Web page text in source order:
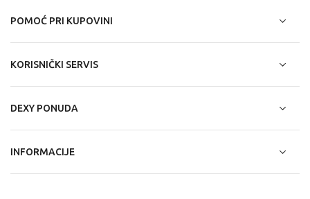
POMOĆ PRI KUPOVINI
KORISNIČKI SERVIS
DEXY PONUDA
INFORMACIJE